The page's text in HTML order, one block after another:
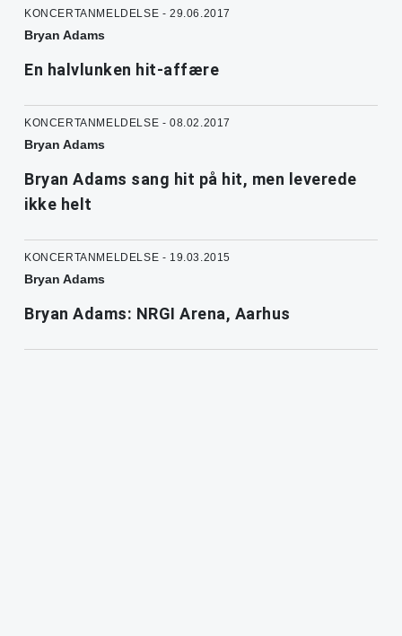
KONCERTANMELDELSE - 29.06.2017
Bryan Adams
En halvlunken hit-affære
KONCERTANMELDELSE - 08.02.2017
Bryan Adams
Bryan Adams sang hit på hit, men leverede
ikke helt
KONCERTANMELDELSE - 19.03.2015
Bryan Adams
Bryan Adams: NRGI Arena, Aarhus